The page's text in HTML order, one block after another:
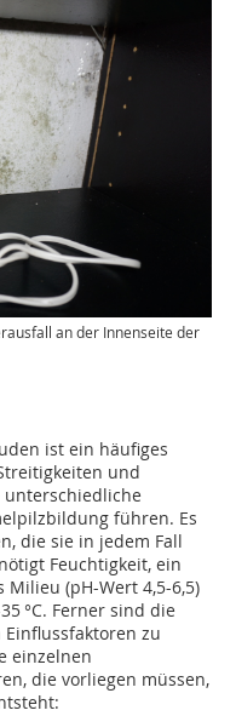
an der Innenseite der
ist ein häufiges
und
unterschiedliche
führen. Es
die sie in jedem Fall
Feuchtigkeit, ein
(pH-Wert 4,5-6,5)
°C. Ferner sind die
zu
einzelnen
die vorliegen müssen,